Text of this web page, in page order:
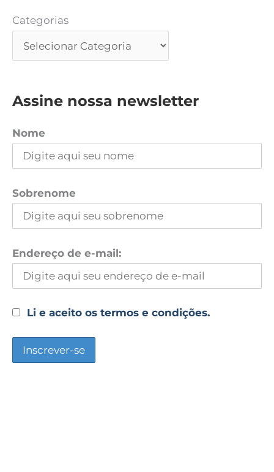
Categorias
Assine nossa newsletter
Nome
Sobrenome
Endereço de e-mail:
Li e aceito os termos e condições.